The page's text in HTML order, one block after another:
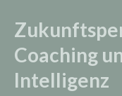
Coaching
Intelligenz